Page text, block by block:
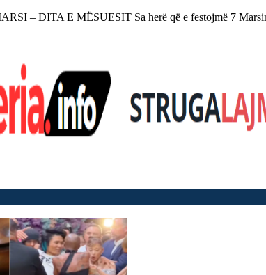
– DITA E MËSUESIT Sa herë që e festojmë 7